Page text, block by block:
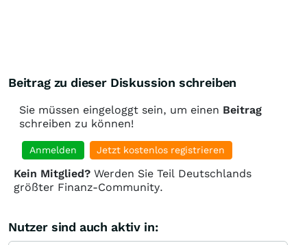
Beitrag zu dieser Diskussion schreiben
Sie müssen eingeloggt sein, um einen Beitrag
schreiben zu können!
Anmelden Jetzt kostenlos registrieren
Kein Mitglied? Werden Sie Teil Deutschlands
größter Finanz-Community.
Nutzer sind auch aktiv in: